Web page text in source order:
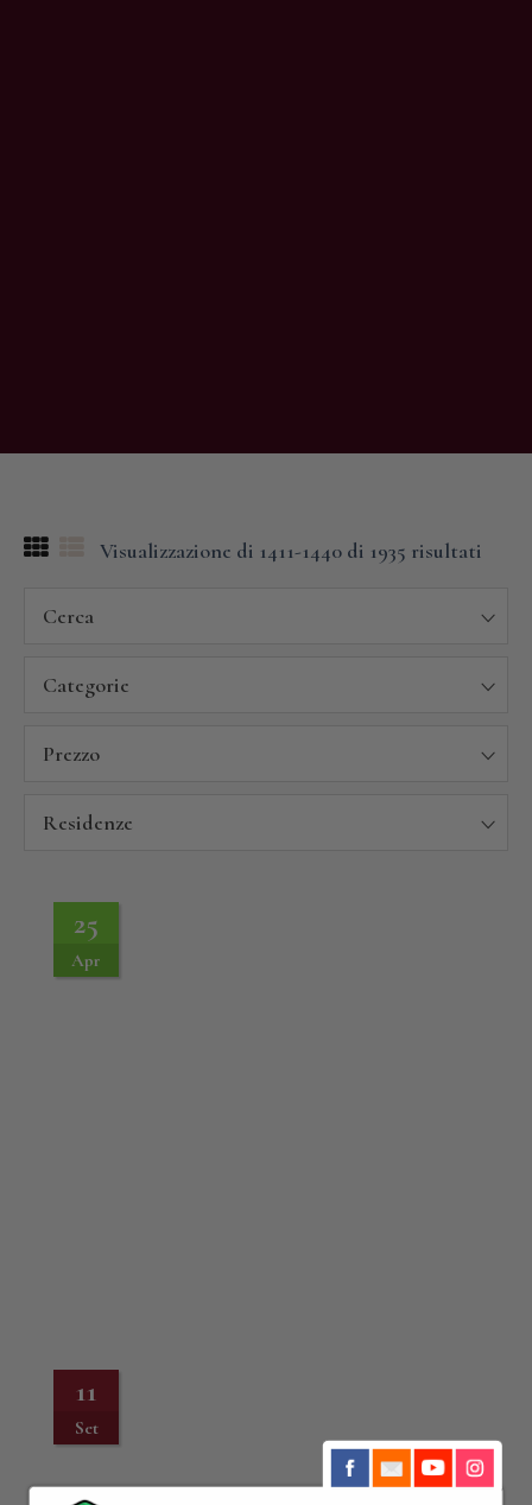
Visualizzazione di 1411-1440 di 1935 risultati
Cerca
Categorie
Prezzo
Residenze
25
Apr
11
Set